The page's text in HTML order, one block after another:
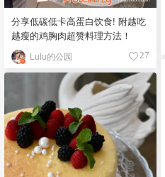
分享低碳低卡高蛋白饮食! 附越吃
越瘦的鸡胸肉超赞料理方法！
Lulu的公园 27